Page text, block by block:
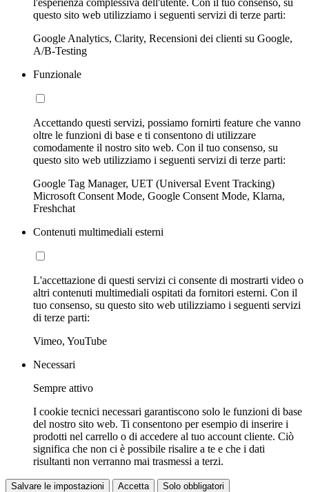
questo sito web utilizziamo i seguenti servizi di terze parti:
Google Analytics, Clarity, Recensioni dei clienti su Google,
A/B-Testing
Funzionale
Accettando questi servizi, possiamo fornirti feature che vanno
oltre le funzioni di base e ti consentono di utilizzare
comodamente il nostro sito web. Con il tuo consenso, su
questo sito web utilizziamo i seguenti servizi di terze parti:
Google Tag Manager, UET (Universal Event Tracking)
Microsoft Consent Mode, Google Consent Mode, Klarna,
Freshchat
Contenuti multimediali esterni
L'accettazione di questi servizi ci consente di mostrarti video o
altri contenuti multimediali ospitati da fornitori esterni. Con il
tuo consenso, su questo sito web utilizziamo i seguenti servizi
di terze parti:
Vimeo, YouTube
Necessari
Sempre attivo
I cookie tecnici necessari garantiscono solo le funzioni di base
del nostro sito web. Ti consentono per esempio di inserire i
prodotti nel carrello o di accedere al tuo account cliente. Ciò
significa che non ci è possibile risalire a te e che i dati
risultanti non verranno mai trasmessi a terzi.
Salvare le impostazioni Accetta Solo obbligatori